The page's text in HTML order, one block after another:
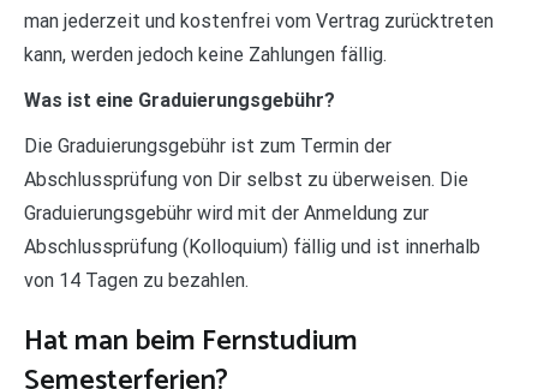
man jederzeit und kostenfrei vom Vertrag zurücktreten
kann, werden jedoch keine Zahlungen fällig.
Was ist eine Graduierungsgebühr?
Die Graduierungsgebühr ist zum Termin der
Abschlussprüfung von Dir selbst zu überweisen. Die
Graduierungsgebühr wird mit der Anmeldung zur
Abschlussprüfung (Kolloquium) fällig und ist innerhalb
von 14 Tagen zu bezahlen.
Hat man beim Fernstudium